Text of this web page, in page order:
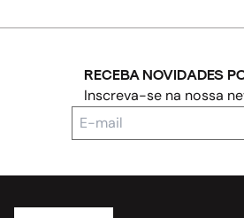
RECEBA NOVIDADES
Inscreva-se na nossa